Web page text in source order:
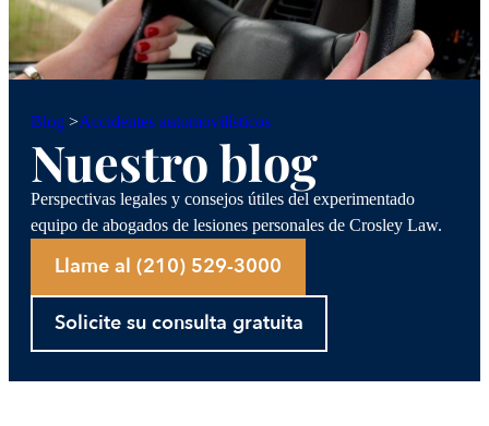
Blog >Accidentes automovilísticos
Nuestro blog
Perspectivas legales y consejos útiles del experimentado
equipo de abogados de lesiones personales de Crosley Law.
Llame al (210) 529-3000
Solicite su consulta gratuita